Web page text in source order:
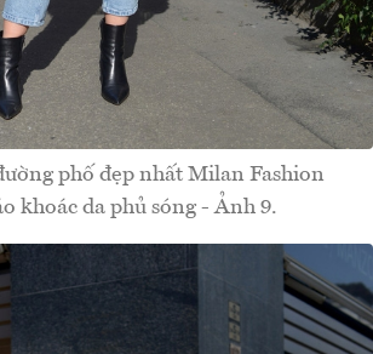
phố đẹp nhất Milan Fashion
khoác da phủ sóng - Ảnh 9.